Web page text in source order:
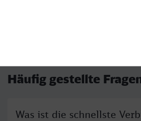
08-04 15:16
Häufig gestellte
Was ist die schnellste